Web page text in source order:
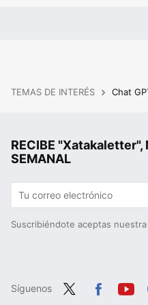
TEMAS DE INTERÉS Chat
RECIBE "Xatakaletter",
SEMANAL
Suscribiéndote aceptas nuestra
Síguenos